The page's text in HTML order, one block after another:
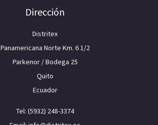
Dirección
Distritex
Panamericana Norte Km. 6 1/2
Parkenor / Bodega 25
Quito
Ecuador
Tel: (5932) 248-3374